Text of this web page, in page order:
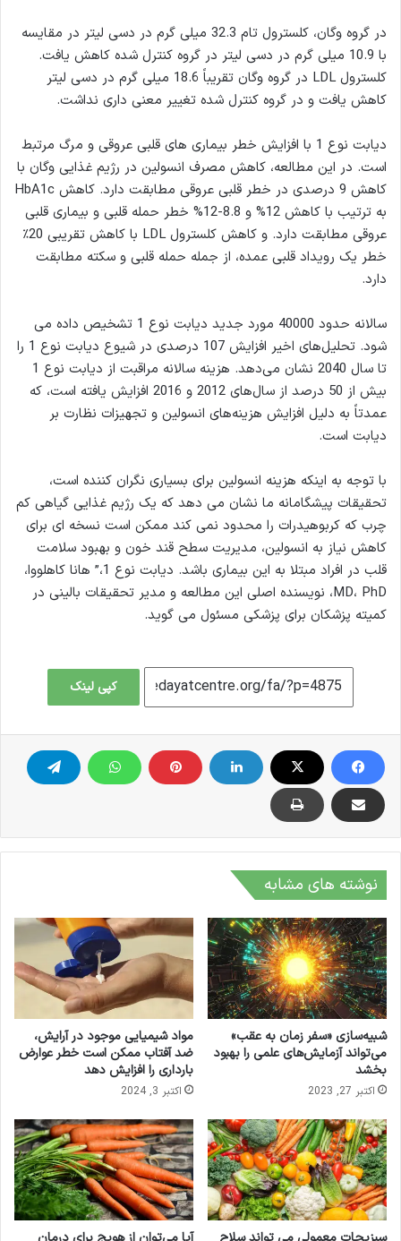
در گروه وگان، کلسترول تام 32.3 میلی گرم در دسی لیتر در مقایسه
با 10.9 میلی گرم در دسی لیتر در گروه کنترل شده کاهش یافت.
کلسترول LDL در گروه وگان تقریباً 18.6 میلی گرم در دسی لیتر
کاهش یافت و در گروه کنترل شده تغییر معنی داری نداشت.
دیابت نوع 1 با افزایش خطر بیماری های قلبی عروقی و مرگ مرتبط
است. در این مطالعه، کاهش مصرف انسولین در رژیم غذایی وگان با
کاهش 9 درصدی در خطر قلبی عروقی مطابقت دارد. کاهش HbA1c
به ترتیب با کاهش 12% و 8.8-12% خطر حمله قلبی و بیماری قلبی
عروقی مطابقت دارد. و کاهش کلسترول LDL با کاهش تقریبی 20٪
خطر یک رویداد قلبی عمده، از جمله حمله قلبی و سکته مطابقت
دارد.
سالانه حدود 40000 مورد جدید دیابت نوع 1 تشخیص داده می
شود. تحلیل‌های اخیر افزایش 107 درصدی در شیوع دیابت نوع 1 را
تا سال 2040 نشان می‌دهد. هزینه سالانه مراقبت از دیابت نوع 1
بیش از 50 درصد از سال‌های 2012 و 2016 افزایش یافته است، که
عمدتاً به دلیل افزایش هزینه‌های انسولین و تجهیزات نظارت بر
دیابت است.
با توجه به اینکه هزینه انسولین برای بسیاری نگران کننده است،
تحقیقات پیشگامانه ما نشان می دهد که یک رژیم غذایی گیاهی کم
چرب که کربوهیدرات را محدود نمی کند ممکن است نسخه ای برای
کاهش نیاز به انسولین، مدیریت سطح قند خون و بهبود سلامت
قلب در افراد مبتلا به این بیماری باشد. دیابت نوع 1،” هانا کاهلووا،
MD، PhD، نویسنده اصلی این مطالعه و مدیر تحقیقات بالینی در
کمیته پزشکان برای پزشکی مسئول می گوید.
کپی لینک
نوشته های مشابه
شبیه‌سازی «سفر زمان به عقب»
می‌تواند آزمایش‌های علمی را بهبود
بخشد
اکتبر 27, 2023
مواد شیمیایی موجود در آرایش،
ضد آفتاب ممکن است خطر عوارض
بارداری را افزایش دهد
اکتبر 3, 2024